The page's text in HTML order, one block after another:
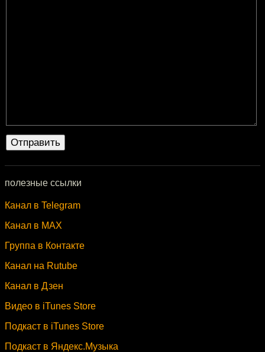
полезные ссылки
Канал в Telegram
Канал в MAX
Группа в Контакте
Канал на Rutube
Канал в Дзен
Видео в iTunes Store
Подкаст в iTunes Store
Подкаст в Яндекс.Музыка